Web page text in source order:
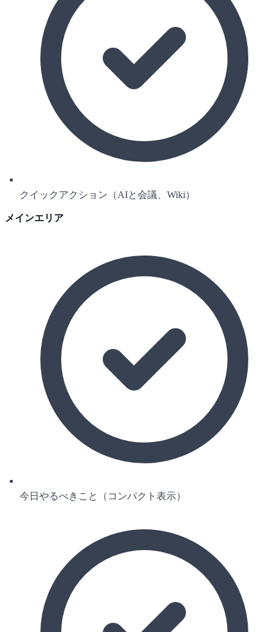
クイックアクション（AIと会議、Wiki）
メインエリア
今日やるべきこと（コンパクト表示）